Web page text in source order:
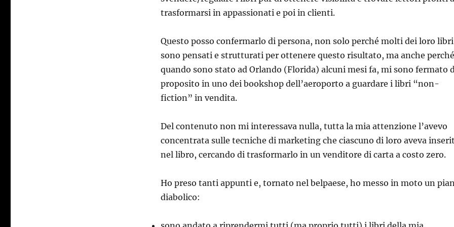
trasformarsi in appassionati e poi in clienti.
Questo posso confermarlo di persona, non solo perché molti dei loro libri
sono pensati e strutturati per ottenere questo risultato, ma anche perché
quando sono stato ad Orlando (Florida) alcuni mesi fa, mi sono fermato
proposito in uno dei bookshop dell’aeroporto a guardare i libri “non-
fiction” in vendita.
Del contenuto non mi interessava nulla, tutta la mia attenzione l’avevo
concentrata sulle tecniche di marketing che ciascuno di loro aveva
nel libro, cercando di trasformarlo in un venditore di carta a costo zero.
Ho preso tanti appunti e, tornato nel belpaese, ho messo in moto un
diabolico: